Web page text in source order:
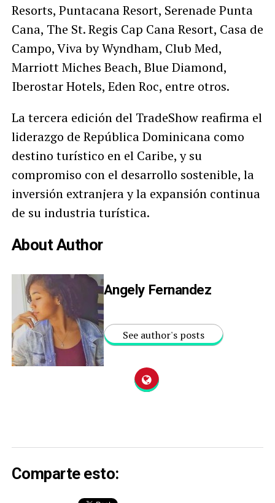
Resorts, Puntacana Resort, Serenade Punta
Cana, The St. Regis Cap Cana Resort, Casa de
Campo, Viva by Wyndham, Club Med,
Marriott Miches Beach, Blue Diamond,
Iberostar Hotels, Eden Roc, entre otros.
La tercera edición del TradeShow reafirma el
liderazgo de República Dominicana como
destino turístico en el Caribe, y su
compromiso con el desarrollo sostenible, la
inversión extranjera y la expansión continua
de su industria turística.
About Author
Angely Fernandez
See author's posts
Comparte esto: